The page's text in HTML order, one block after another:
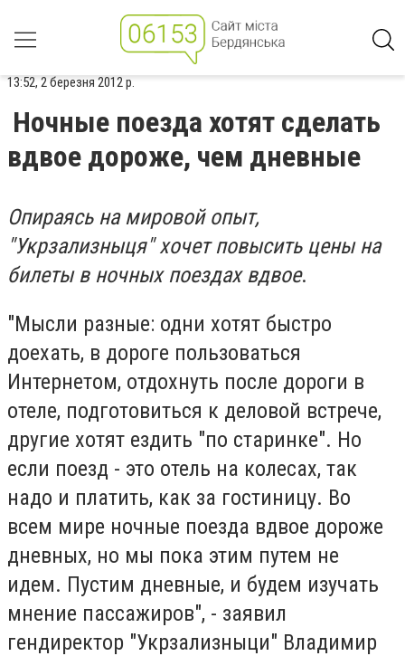
13:52, 2 березня 2012 р.
Ночные поезда хотят сделать
вдвое дороже, чем дневные
Опираясь на мировой опыт,
"Укрзализныця" хочет повысить цены на
билеты в ночных поездах вдвое.
"Мысли разные: одни хотят быстро
доехать, в дороге пользоваться
Интернетом, отдохнуть после дороги в
отеле, подготовиться к деловой встрече,
другие хотят ездить "по старинке". Но
если поезд - это отель на колесах, так
надо и платить, как за гостиницу. Во
всем мире ночные поезда вдвое дороже
дневных, но мы пока этим путем не
идем. Пустим дневные, и будем изучать
мнение пассажиров", - заявил
гендиректор "Укрзализныци" Владимир